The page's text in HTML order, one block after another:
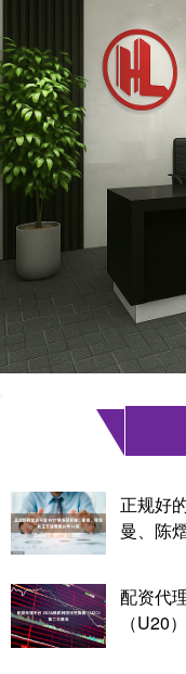
正规好
曼、陈
配资代
（U20